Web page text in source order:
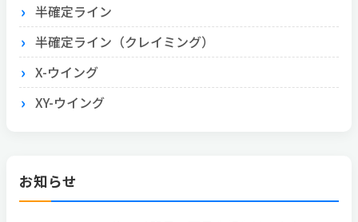
半確定ライン
半確定ライン（クレイミング）
X-ウイング
XY-ウイング
お知らせ